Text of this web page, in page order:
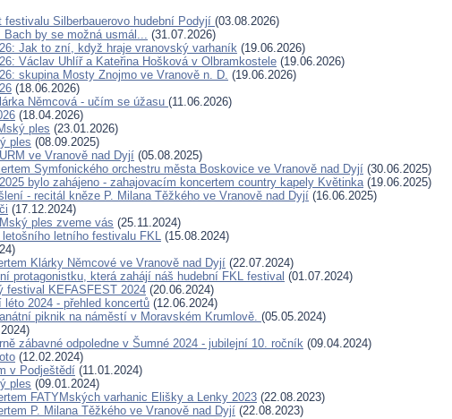
festivalu Silberbauerovo hudební Podyjí (03.08.2026)
Bach by se možná usmál... (31.07.2026)
Jak to zní, když hraje vranovský varhaník (19.06.2026)
Václav Uhlíř a Kateřina Hošková v Olbramkostele (19.06.2026)
skupina Mosty Znojmo ve Vranově n. D. (19.06.2026)
(18.06.2026)
Němcová - učím se úžasu (11.06.2026)
(18.04.2026)
ples (23.01.2026)
ples (08.09.2025)
ve Vranově nad Dyjí (05.08.2025)
Symfonického orchestru města Boskovice ve Vranově nad Dyjí (30.06.2025)
bylo zahájeno - zahajovacím koncertem country kapely Květinka(19.06.2025)
- recitál kněze P. Milana Těžkého ve Vranově nad Dyjí (16.06.2025)
(17.12.2024)
ples zveme vás (25.11.2024)
letního festivalu FKL (15.08.2024)
Klárky Němcové ve Vranově nad Dyjí (22.07.2024)
protagonistku, která zahájí náš hudební FKL festival (01.07.2024)
festival KEFASFEST 2024 (20.06.2024)
2024 - přehled koncertů (12.06.2024)
piknik na náměstí v Moravském Krumlově. (05.05.2024)
zábavné odpoledne v Šumné 2024 - jubilejní 10. ročník (09.04.2024)
(12.02.2024)
v Podještědí (11.01.2024)
ples (09.01.2024)
FATYMských varhanic Elišky a Lenky 2023 (22.08.2023)
P. Milana Těžkého ve Vranově nad Dyjí (22.08.2023)